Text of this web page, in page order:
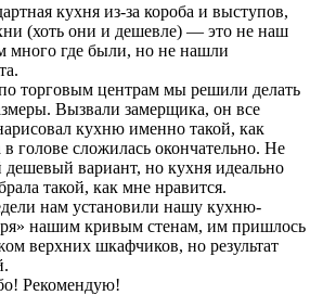
кухня из-за короба и выступов,
(хоть они и дешевле) — это не наш
много где были, но не нашли
торговым центрам мы решили делать
Вызвали замерщика, он все
кухню именно такой, как
в голове сложилась окончательно. Не
дешевый вариант, но кухня идеально
такой, как мне нравится.
нам установили нашу кухню-
нашим кривым стенам, им пришлось
верхних шкафчиков, но результат
Рекомендую!